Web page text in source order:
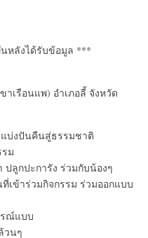
หลังได้รับข้อมูล ***
าเรือนแพ) อำเภอลี้ จังหวัด
บ่งปันคืนสู่ธรรมชาติ
ม
ปลูกปะการัง ร่วมกับน้องๆ
เข้าร่วมกิจกรรม ร่วมออกแบบ
ณ์แบบ
วนๆ